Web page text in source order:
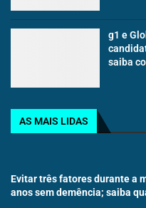
g1 e
saiba
AS MAIS LIDAS
Evitar três fatores durante a
anos sem demência; saiba